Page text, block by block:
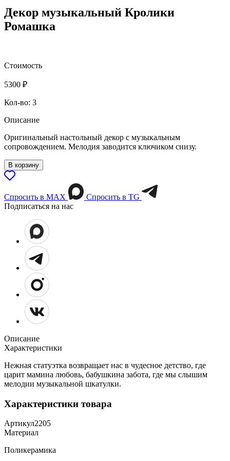
Декор музыкальный Кролики
Ромашка
Стоимость
5300 ₽
Кол-во: 3
Описание
Оригинальный настольный декор с музыкальным
сопровождением. Мелодия заводится ключиком снизу.
В корзину
Спросить в МАХ
Спросить в TG
Подписаться на нас
Описание
Характеристики
Нежная статуэтка возвращает нас в чудесное детство, где
царит мамина любовь, бабушкина забота, где мы слышим
мелодии музыкальной шкатулки.
Характеристики товара
Артикул2205
Материал
Поликерамика